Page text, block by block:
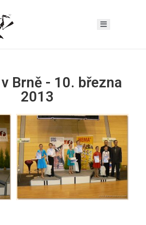
Brně - 10. března
2013